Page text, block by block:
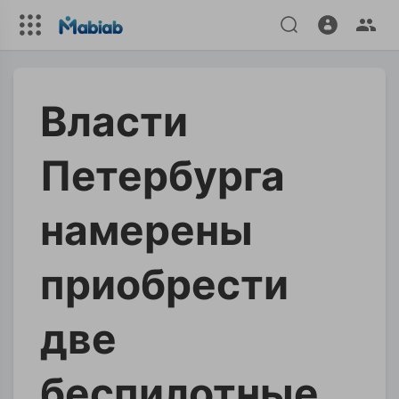
Власти
Петербурга
намерены
приобрести
две